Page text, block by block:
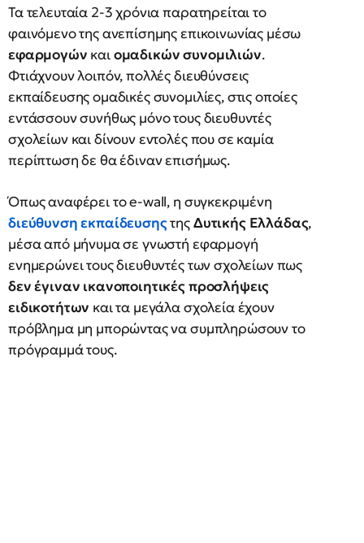
Τα τελευταία 2-3 χρόνια παρατηρείται το
φαινόμενο της ανεπίσημης επικοινωνίας μέσω
εφαρμογών καιομαδικών συνομιλιών.
Φτιάχνουν λοιπόν, πολλές διευθύνσεις
εκπαίδευσης ομαδικές συνομιλίες, στις οποίες
εντάσσουν συνήθως μόνο τους διευθυντές
σχολείων και δίνουν εντολές που σε καμία
περίπτωση δε θα έδιναν επισήμως.
Όπως αναφέρει το e-wall, η συγκεκριμένη
διεύθυνση εκπαίδευσηςτηςΔυτικής Ελλάδας,
μέσα από μήνυμα σε γνωστή εφαρμογή
ενημερώνει τους διευθυντές των σχολείων πως
δεν έγιναν ικανοποιητικές προσλήψεις
ειδικοτήτων και τα μεγάλα σχολεία έχουν
πρόβλημα μη μπορώντας να συμπληρώσουν το
πρόγραμμά τους.